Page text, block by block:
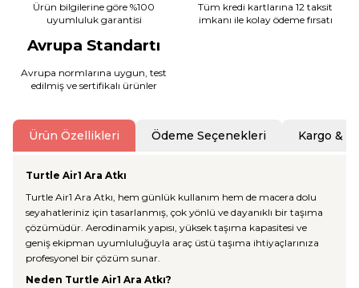
Ürün bilgilerine göre %100
uyumluluk garantisi
Tüm kredi kartlarına 12 taksit
imkanı ile kolay ödeme fırsatı
Avrupa Standartı
Avrupa normlarına uygun, test
edilmiş ve sertifikalı ürünler
Ürün Özellikleri Ödeme Seçenekleri Kargo &
Turtle Air1 Ara Atkı
Turtle Air1 Ara Atkı, hem günlük kullanım hem de macera dolu
seyahatleriniz için tasarlanmış, çok yönlü ve dayanıklı bir taşıma
çözümüdür. Aerodinamik yapısı, yüksek taşıma kapasitesi ve
geniş ekipman uyumluluğuyla araç üstü taşıma ihtiyaçlarınıza
profesyonel bir çözüm sunar.
Neden Turtle Air1 Ara Atkı?